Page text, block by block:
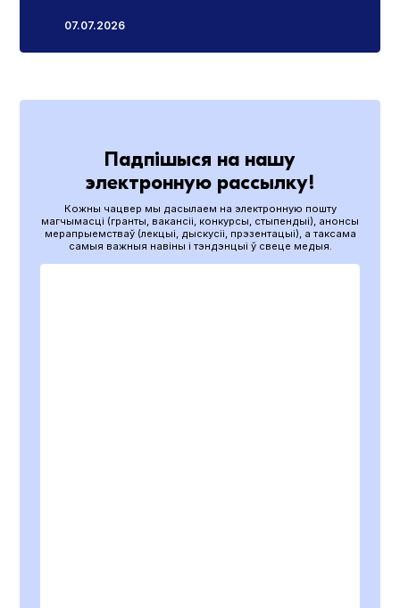
07.07.2026
Падпішыся на нашу
электронную рассылку!
Кожны чацвер мы дасылаем на электронную пошту
магчымасці (гранты, вакансіі, конкурсы, стыпендыі), анонсы
мерапрыемстваў (лекцыі, дыскусіі, прэзентацыі), а таксама
самыя важныя навіны і тэндэнцыі ў свеце медыя.